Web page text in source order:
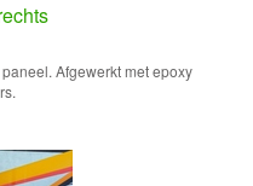
Afgewerkt met epoxy